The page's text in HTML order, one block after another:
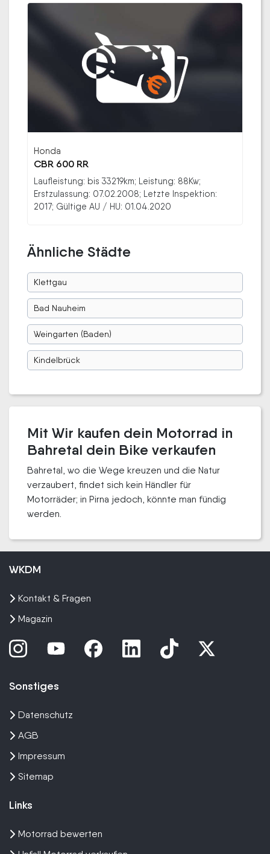
Honda
CBR 600 RR
Laufleistung: bis 33219km; Leistung: 88Kw;
Erstzulassung: 07.02.2008; Letzte Inspektion:
2017; Gültige AU / HU: 01.04.2020
Ähnliche Städte
Klettgau
Bad Nauheim
Weingarten (Baden)
Kindelbrück
Mit Wir kaufen dein Motorrad in
Bahretal dein Bike verkaufen
Bahretal, wo die Wege kreuzen und die Natur
verzaubert, findet sich kein Händler für
Motorräder; in Pirna jedoch, könnte man fündig
werden.
WKDM
Kontakt & Fragen
Magazin
Sonstiges
Datenschutz
AGB
Impressum
Sitemap
Links
Motorrad bewerten